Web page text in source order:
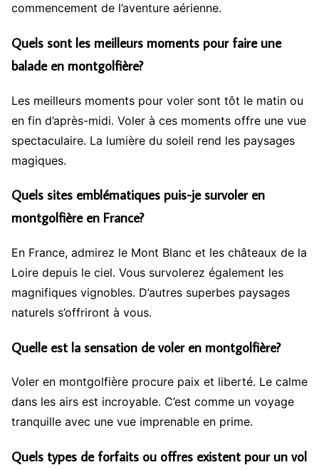
commencement de l’aventure aérienne.
Quels sont les meilleurs moments pour faire une
balade en montgolfière?
Les meilleurs moments pour voler sont tôt le matin ou
en fin d’après-midi. Voler à ces moments offre une vue
spectaculaire. La lumière du soleil rend les paysages
magiques.
Quels sites emblématiques puis-je survoler en
montgolfière en France?
En France, admirez le Mont Blanc et les châteaux de la
Loire depuis le ciel. Vous survolerez également les
magnifiques vignobles. D’autres superbes paysages
naturels s’offriront à vous.
Quelle est la sensation de voler en montgolfière?
Voler en montgolfière procure paix et liberté. Le calme
dans les airs est incroyable. C’est comme un voyage
tranquille avec une vue imprenable en prime.
Quels types de forfaits ou offres existent pour un vol